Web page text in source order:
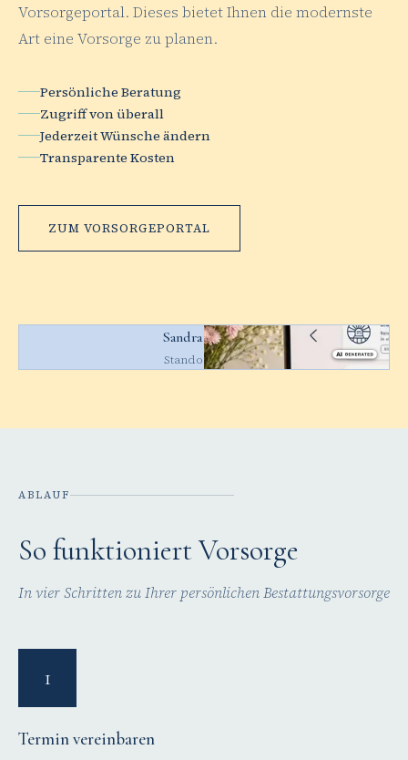
Vorsorgeportal. Dieses bietet Ihnen die modernste
Art eine Vorsorge zu planen.
Persönliche Beratung
Zugriff von überall
Jederzeit Wünsche ändern
Transparente Kosten
ZUM VORSORGEPORTAL
Sandra Müller
Standortleiter
ABLAUF
So funktioniert Vorsorge
In vier Schritten zu Ihrer persönlichen Bestattungsvorsorge
1
Termin vereinbaren